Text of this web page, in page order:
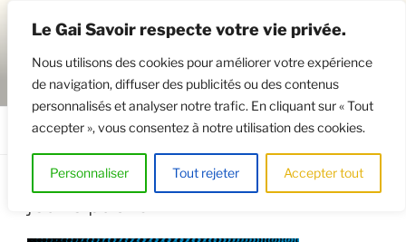
Le Gai Savoir respecte votre vie privée.
Nous utilisons des cookies pour améliorer votre expérience
de navigation, diffuser des publicités ou des contenus
personnalisés et analyser notre trafic. En cliquant sur « Tout
accepter », vous consentez à notre utilisation des cookies.
Personnaliser Tout rejeter Accepter tout
contenu
principal
GAISAVOIR
Osez le théâtre !
Menu